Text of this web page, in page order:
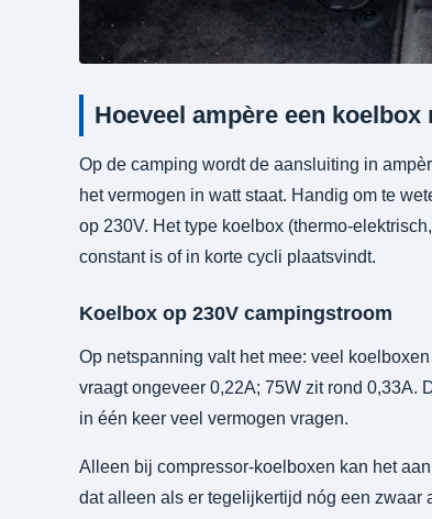
Hoeveel ampère een
Op de camping wordt de aansluiting in
het vermogen in watt staat. Handig om te
op 230V. Het type koelbox (thermo-
constant is of in korte cycli plaatsvindt.
Koelbox op 230V campingstroom
Op netspanning valt het mee: veel
vraagt ongeveer 0,22A; 75W zit rond 0,33A.
in één keer veel vermogen vragen.
Alleen bij compressor-koelboxen kan het
dat alleen als er tegelijkertijd nóg een zwaar